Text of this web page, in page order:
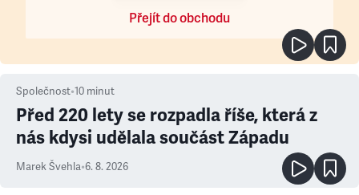
Přejít do obchodu
Společnost•10 minut
Před 220 lety se rozpadla říše, která z
nás kdysi udělala součást Západu
Marek Švehla•6. 8. 2026